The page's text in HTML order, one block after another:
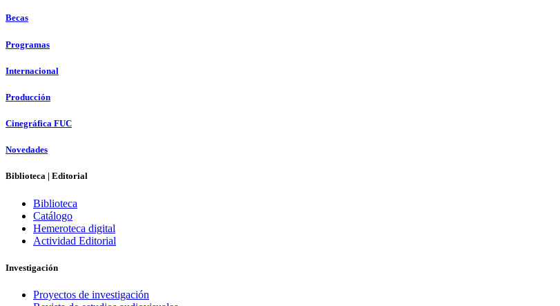
Becas
Programas
Internacional
Producción
Cinegráfica FUC
Novedades
Biblioteca | Editorial
Biblioteca
Catálogo
Hemeroteca digital
Actividad Editorial
Investigación
Proyectos de investigación